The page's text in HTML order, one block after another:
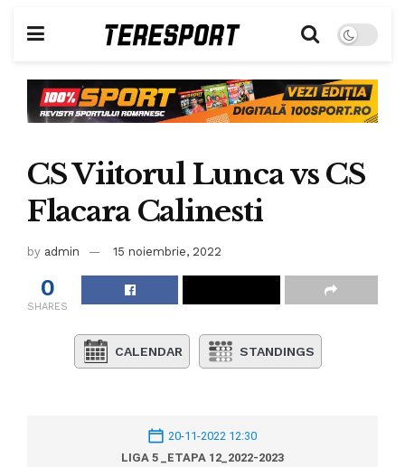
CS Viitorul Lunca vs CS
Flacara Calinesti
by admin 15 noiembrie, 2022
0
SHARES
CALENDAR STANDINGS
20-11-2022 12:30
LIGA 5 _ETAPA 12_2022-2023